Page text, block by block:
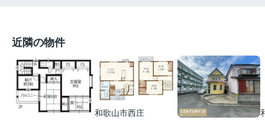
近隣の物件
和歌山市西庄